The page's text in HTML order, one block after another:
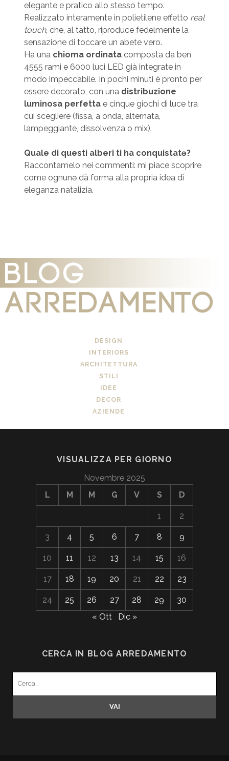
elegante e pratico allo stesso tempo.
Realizzato interamente in polietilene effetto real
touch, che, al tatto, riproduce fedelmente la
sensazione di toccare un abete vero.
Ha una chioma ordinatacomposta da ben
4555 rami e 6000 luci LED già integrate in
modo impeccabile. In pochi minuti è pronto per
essere decorato, con una distribuzione
luminosa perfettae cinque giochi di luce tra
cui scegliere (fissa, a onda, alternata,
lampeggiante, dissolvenza o mix).
Quale di questi alberi ti ha conquistatə?
Raccontamelo nei commenti: mi piace scoprire
come ognunə dà forma alla propria idea di
eleganza natalizia.
DESIGN
INTERIORS
ARCHITETTURA
STILI
IDEE
DECOR
AZIENDE
VISUALIZZA PER GIORNO
Novembre 2025
L
M M G V S D
1 2
3 4 5 6 7 8 9
10 11 12 13 14 15 16
17 18 19 20 21 22 23
24 25 26 27 28 29
30
« Ott
Dic »
CERCA IN BLOG ARREDAMENTO